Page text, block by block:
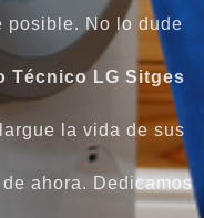
posible. No lo dude
Técnico LG Sitges
la vida de sus
ahora. Dedicamos